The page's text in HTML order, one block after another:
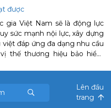
được
gia Việt Nam sẽ là động lực
sức mạnh nội lực, xây dựng
đáp ứng đa dạng nhu cầu
thế thương hiệu bảo hiểm
Lên đầu
trang